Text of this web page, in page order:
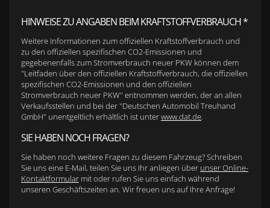
HINWEISE ZU ANGABEN BEIM KRAFTSTOFFVERBRAUCH *
Weitere Informationen zum offiziellen Kraftstoffverbrauch und
zu den offiziellen spezifischen CO2-Emissionen und
gegebenenfalls zum Stromverbrauch neuer PKW können dem
"Leitfaden über den offiziellen Kraftstoffverbrauch, die offiziellen
spezifischen CO2-Emissionen und den offiziellen
Stromverbrauch neuer PKW" entnommen werden, der an allen
Verkaufsstellen und bei der "Deutschen Automobil Treuhand
GmbH" unentgeltlich erhältlich ist unterwww.dat.de.
SIE HABEN NOCH FRAGEN?
Sie haben noch weitere Fragen zu diesem Fahrzeug? Schreiben
Sie uns eine E-Mail, teilen Sie uns Ihr anliegen über unser Online-
Kontaktformular mit oder rufen Sie uns einfach während
unseren Geschäftszeiten an. Wir freuen uns auf Ihre Anfrage!